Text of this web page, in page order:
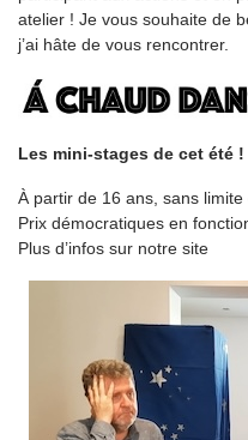
atelier ! Je vous souhaite de
j’ai hâte de vous rencontrer.
Les mini-stages de cet été !
À partir de 16 ans, sans limite
Prix démocratiques en
Plus d’infos sur notre site